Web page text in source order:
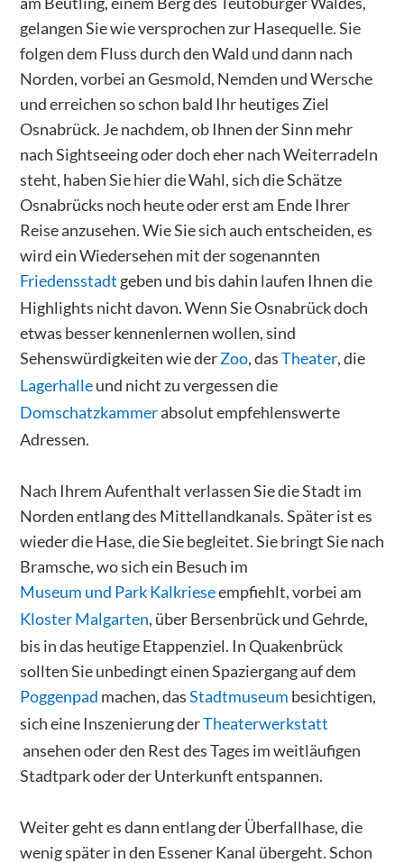
gelangen Sie wie versprochen zur Hasequelle. Sie
folgen dem Fluss durch den Wald und dann nach
Norden, vorbei an Gesmold, Nemden und Wersche
und erreichen so schon bald Ihr heutiges Ziel
Osnabrück. Je nachdem, ob Ihnen der Sinn mehr
nach Sightseeing oder doch eher nach Weiterradeln
steht, haben Sie hier die Wahl, sich die Schätze
Osnabrücks noch heute oder erst am Ende Ihrer
Reise anzusehen. Wie Sie sich auch entscheiden, es
wird ein Wiedersehen mit der sogenannten
Friedensstadt geben und bis dahin laufen Ihnen die
Highlights nicht davon. Wenn Sie Osnabrück doch
etwas besser kennenlernen wollen, sind
Sehenswürdigkeiten wie derZoo, dasTheater, die
Lagerhalleund nicht zu vergessen die
Domschatzkammerabsolut empfehlenswerte
Adressen.
Nach Ihrem Aufenthalt verlassen Sie die Stadt im
Norden entlang des Mittellandkanals. Später ist es
wieder die Hase, die Sie begleitet. Sie bringt Sie nach
Bramsche, wo sich ein Besuch im
Museum und Park Kalkrieseempfiehlt, vorbei am
Kloster Malgarten, über Bersenbrück und Gehrde,
bis in das heutige Etappenziel. In Quakenbrück
sollten Sie unbedingt einen Spaziergang auf dem
Poggenpad machen, dasStadtmuseum besichtigen,
sich eine Inszenierung derTheaterwerkstatt
ansehen oder den Rest des Tages im weitläufigen
Stadtpark oder der Unterkunft entspannen.
Weiter geht es dann entlang der Überfallhase, die
wenig später in den Essener Kanal übergeht. Schon